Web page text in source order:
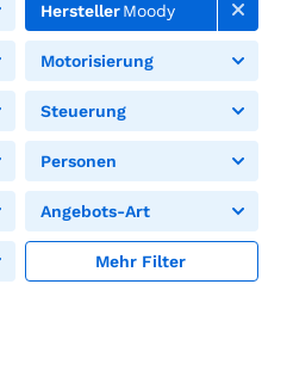
HerstellerMoody
Motorisierung
Steuerung
Personen
Angebots-Art
Mehr Filter